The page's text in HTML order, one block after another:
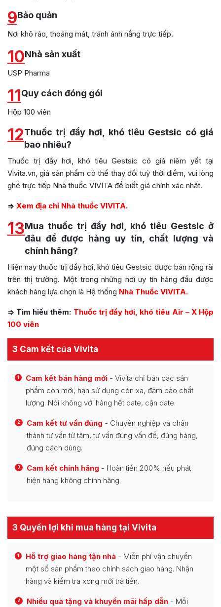
9Bảo quản
Nơi khô ráo, thoáng mát, tránh ánh nắng trực tiếp.
10Nhà sản xuất
USP Pharma
11Quy cách đóng gói
Hộp 100 viên
12Thuốc trị đầy hơi, khó tiêu Gestsic có giá
bao nhiêu?
Thuốc trị đầy hơi, khó tiêu Gestsic có giá niêm yết tại
Vivita.vn, giá sản phẩm có thể thay đổi tuỳ thời điểm, vui lòng
ghé trực tiếp Nhà thuốc VIVITA để biết giá chính xác nhất.
=> Xem địa chỉ Nhà thuốc VIVITA.
13Mua thuốc trị đầy hơi, khó tiêu Gestsic ở
đâu để được hàng uy tín, chất lượng và
chính hãng?
Hiện nay thuốc trị đầy hơi, khó tiêu Gestsic được bán rộng rãi
trên thị trường. Một trong những nơi uy tín hàng đầu được
khách hàng lựa chọn là Hệ thống Nhà Thuốc VIVITA.
=> Tìm hiểu thêm: Thuốc trị đầy hơi, khó tiêu Air – X Hộp
100 viên
3 Cam kết của Vivita
1 Cam kết bán hàng mới - Vivita chỉ bán các sản
phẩm còn mới, hạn sử dụng còn xa, đảm bảo chất
lượng. Nói không với hàng hết date, cận date.
2 Cam kết tư vấn đúng - Chuyên nghiệp và chân
thành tư vấn từ tâm, tư vấn đúng vấn đề, đúng hàng,
đúng cách dùng.
3 Cam kết chính hãng - Hoàn tiền 200% nếu phát
hiện hàng không chính hãng.
3 Quyền lợi khi mua hàng tại Vivita
1 Hỗ trợ giao hàng tận nhà - Miễn phí vận chuyển
một số sản phẩm theo chính sách giao hàng. Nhận
hàng và kiểm tra xong mới trả tiền.
2 Nhiều quà tặng và khuyến mãi hấp dẫn - Mỗi